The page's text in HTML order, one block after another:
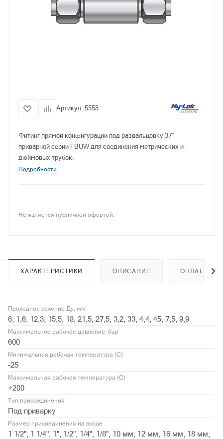
Артикул: 5558
Фитинг прямой конфигурации под развальцовку 37°
приварной серии FBUW для соединения метрических и
дюймовых трубок.
Подробности
Не является публичной офертой.
ХАРАКТЕРИСТИКИ ОПИСАНИЕ ОПЛАТА
Проходное сечение Ду, мм
6, 1,6, 12,3, 15,5, 18, 21,5, 27,5, 3,2, 33, 4,4, 45, 7,5, 9,9
Максимальное рабочее давление, бар
600
Минимальная рабочая температура (С)
-25
Максимальная рабочая температура (С)
+200
Тип присоединения
Под приварку
Размер присоединения на входе
1 1/2", 1 1/4", 1", 1/2", 1/4", 1/8", 10 мм, 12 мм, 16 мм, 18 мм,